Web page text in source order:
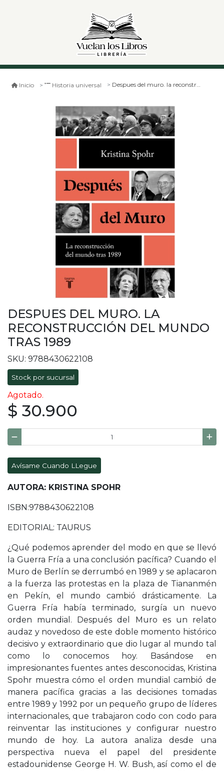
Inicio Historia universal Despues del muro. la reconstrucción del mundo tras 1989
DESPUES DEL MURO. LA
RECONSTRUCCIÓN DEL MUNDO
TRAS 1989
SKU: 9788430622108
Stock por sucursal
Agotado.
$ 30.900
Avísame Cuando LLegue
AUTORA: KRISTINA SPOHR
ISBN:9788430622108
EDITORIAL: TAURUS
¿Qué podemos aprender del modo en que se llevó
la Guerra Fría a una conclusión pacífica? Cuando el
Muro de Berlín se derrumbó en 1989 y se aplacaron
a la fuerza las protestas en la plaza de Tiananmén
en Pekín, el mundo cambió drásticamente. La
Guerra Fría había terminado, surgía un nuevo
orden mundial. Después del Muro es un relato
audaz y novedoso de este doble momento histórico
decisivo y extraordinario que dio lugar al mundo tal
como lo conocemos hoy. Basándose en
impresionantes fuentes antes desconocidas, Kristina
Spohr muestra cómo el orden mundial cambió de
manera pacífica gracias a las decisiones tomadas
entre 1989 y 1992 por un pequeño grupo de líderes
internacionales, que trabajaron codo con codo para
reinventar las instituciones y configurar nuestro
mundo de hoy. La autora analiza desde una
perspectiva nueva el papel del presidente
estadounidense George H. W. Bush, así como el de